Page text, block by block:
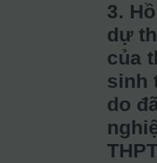
3.
dự
của
sinh
do